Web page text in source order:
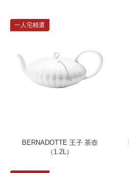
一人宅精選
BERNADOTTE 王子 茶壺
（1.2L）